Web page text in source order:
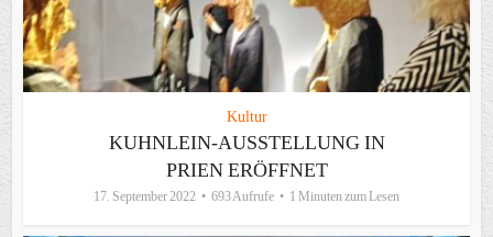
Kultur
KUHNLEIN-AUSSTELLUNG IN
PRIEN ERÖFFNET
17. September 2022 693 Aufrufe 1 Minuten zum Lesen